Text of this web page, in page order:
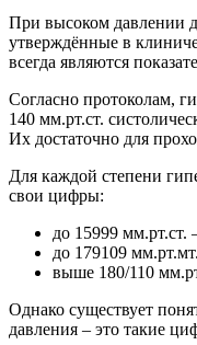
При высоком давлении
утверждённые в
всегда являются
Согласно протоколам,
140 мм.рт.ст.
Их достаточно для
Для каждой степени
свои цифры:
до 15999 мм.рт.ст.
до 179109
выше 180/110
Однако существует
давления – это такие